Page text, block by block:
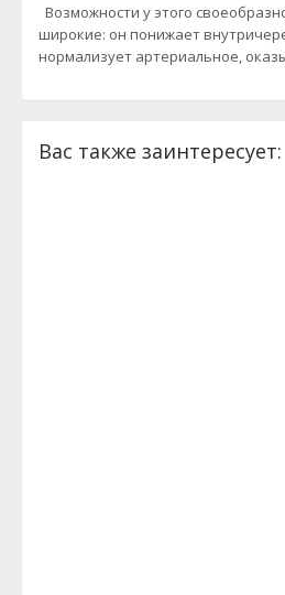
Возможности у этого
широкие: он понижает
нормализует артериальное,
Вас также заинтересует: